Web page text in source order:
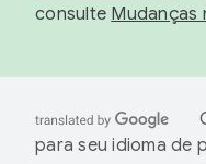
consulte Mudanças
para seu idioma de